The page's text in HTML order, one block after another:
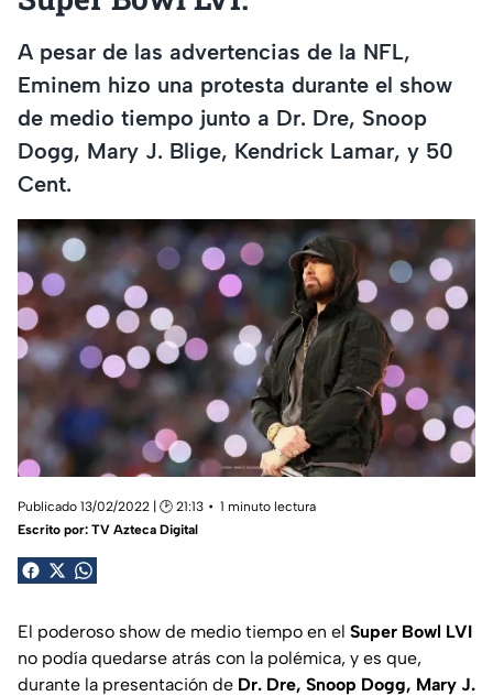
A pesar de las advertencias de la NFL,
Eminem hizo una protesta durante el show
de medio tiempo junto a Dr. Dre, Snoop
Dogg, Mary J. Blige, Kendrick Lamar, y 50
Cent.
Publicado 13/02/2022 | 🕑 21:13
1 minuto lectura
Escrito por: TV Azteca Digital
El poderoso show de medio tiempo en el Super Bowl LVI
no podía quedarse atrás con la polémica, y es que,
durante la presentación de Dr. Dre, Snoop Dogg, Mary J.